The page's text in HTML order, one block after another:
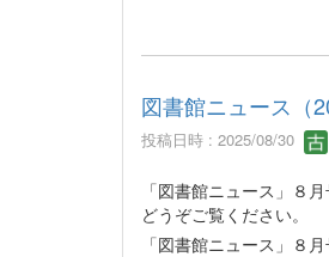
図書館ニュース（
投稿日時 : 2025/08/30
「図書館ニュース」８
どうぞご覧ください。
「図書館ニュース」８